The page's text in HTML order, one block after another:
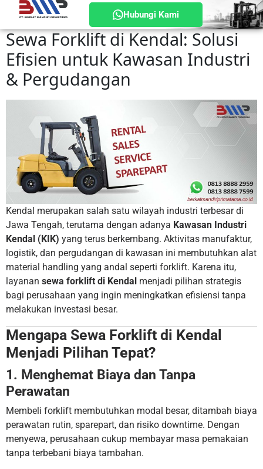
Hubungi Kami
Sewa Forklift di Kendal: Solusi
Efisien untuk Kawasan Industri
& Pergudangan
Kendal merupakan salah satu wilayah industri terbesar di
Jawa Tengah, terutama dengan adanya Kawasan Industri
Kendal (KIK) yang terus berkembang. Aktivitas manufaktur,
logistik, dan pergudangan di kawasan ini membutuhkan alat
material handling yang andal seperti forklift. Karena itu,
layanan sewa forklift di Kendal menjadi pilihan strategis
bagi perusahaan yang ingin meningkatkan efisiensi tanpa
melakukan investasi besar.
Mengapa Sewa Forklift di Kendal
Menjadi Pilihan Tepat?
1. Menghemat Biaya dan Tanpa
Perawatan
Membeli forklift membutuhkan modal besar, ditambah biaya
perawatan rutin, sparepart, dan risiko downtime. Dengan
menyewa, perusahaan cukup membayar masa pemakaian
tanpa terbebani biaya tambahan.